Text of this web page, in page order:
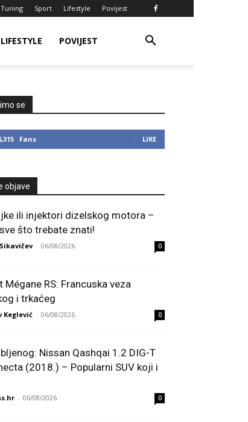
Tuning Sport Lifestyle Povijest
LIFESTYLE POVIJEST
se
Fans LIKE
objave
ili injektori dizelskog motora –
što trebate znati!
- 06/08/2026 0
Mégane RS: Francuska veza
i trkaćeg
Keglević - 06/08/2026 0
Nissan Qashqai 1.2 DIG-T
(2018.) – Popularni SUV koji i
- 06/08/2026 0